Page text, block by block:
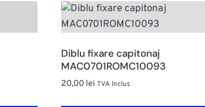
Diblu fixare capitonaj
MAC0701ROMC10093
20,00 lei TVA Inclus